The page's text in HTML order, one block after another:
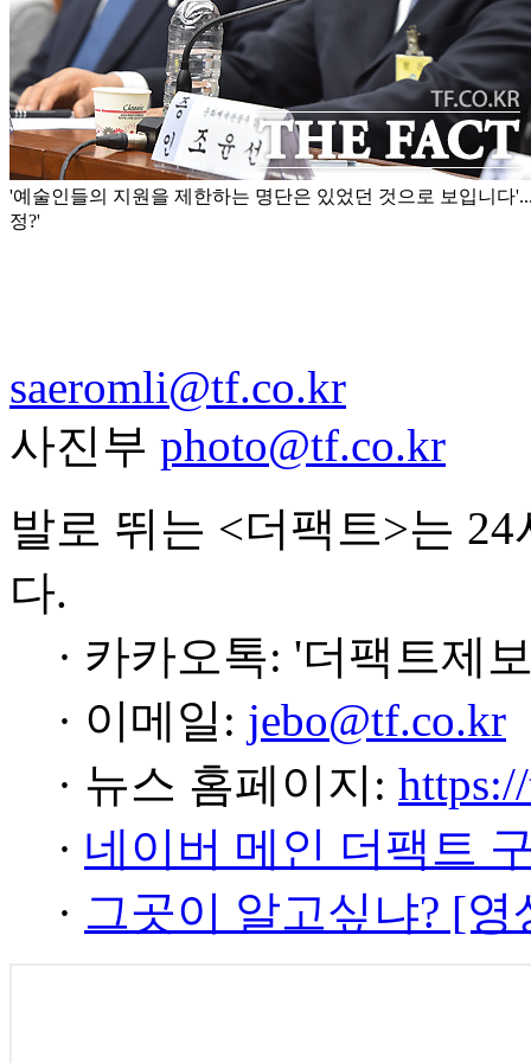
'예술인들의 지원을 제한하는 명단은 있었던 것으로 보입니다
정?'
saeromli@tf.co.kr
사진부 photo@tf.co.kr
발로 뛰는 <더팩트>는
다.
· 카카오톡: '더팩트제
· 이메일: jebo@tf.co.kr
· 뉴스 홈페이지:
· 네이버 메인 더팩트
· 그곳이 알고싶냐? [